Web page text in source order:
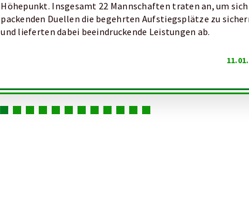
Höhepunkt. Insgesamt 22 Mannschaften traten an, um
packenden Duellen die begehrten Aufstiegsplätze zu
und lieferten dabei beeindruckende Leistungen ab.